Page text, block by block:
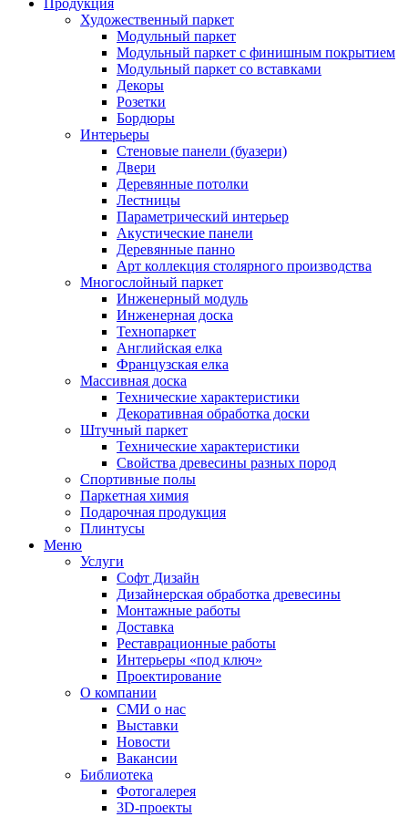
Продукция
Художественный паркет
Модульный паркет
Модульный паркет с финишным покрытием
Модульный паркет со вставками
Декоры
Розетки
Бордюры
Интерьеры
Стеновые панели (буазери)
Двери
Деревянные потолки
Лестницы
Параметрический интерьер
Акустические панели
Деревянные панно
Арт коллекция столярного производства
Многослойный паркет
Инженерный модуль
Инженерная доска
Технопаркет
Английская елка
Французская елка
Массивная доска
Технические характеристики
Декоративная обработка доски
Штучный паркет
Технические характеристики
Свойства древесины разных пород
Спортивные полы
Паркетная химия
Подарочная продукция
Плинтусы
Меню
Услуги
Софт Дизайн
Дизайнерская обработка древесины
Монтажные работы
Доставка
Реставрационные работы
Интерьеры «под ключ»
Проектирование
О компании
СМИ о нас
Выставки
Новости
Вакансии
Библиотека
Фотогалерея
3D-проекты